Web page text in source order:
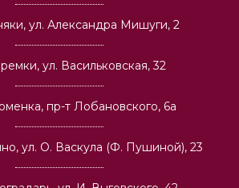
ул. Александра Мишуги, 2
ул. Васильковская, 32
пр-т Лобановского, 6а
ул. О. Васкула (Ф. Пушиной), 23